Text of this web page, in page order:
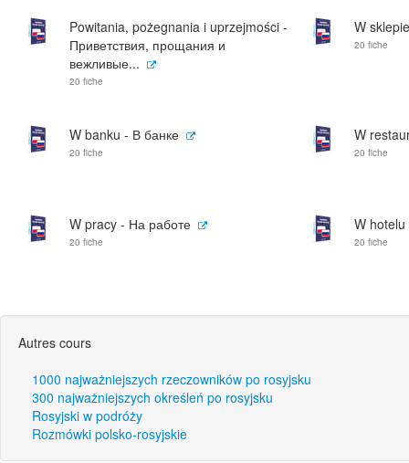
Powitania, pożegnania i uprzejmości -
Приветствия, прощания и
вежливые...
20 fiche
W
20 fiche
W banku - В банке
20 fiche
W
20 fiche
W pracy - На работе
20 fiche
W
20 fiche
Autres cours
1000 najważniejszych rzeczowników po rosyjsku
300 najważniejszych określeń po rosyjsku
Rosyjski w podróży
Rozmówki polsko-rosyjskie